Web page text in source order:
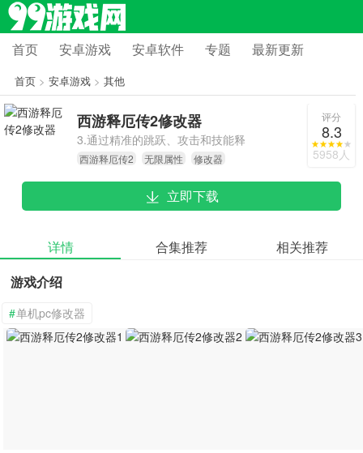
首页 安卓游戏 安卓软件 专题 最新更新
首页> 安卓游戏> 其他
西游释厄传2修改器
3.通过精准的跳跃、攻击和技能释
放，你可以击败敌人、解开谜题，征
服各个关卡。
西游释厄传2 无限属性 修改器
评分
8.3
5958人
立即下载
详情 合集推荐
相关推荐
游戏介绍
#单机pc修改器